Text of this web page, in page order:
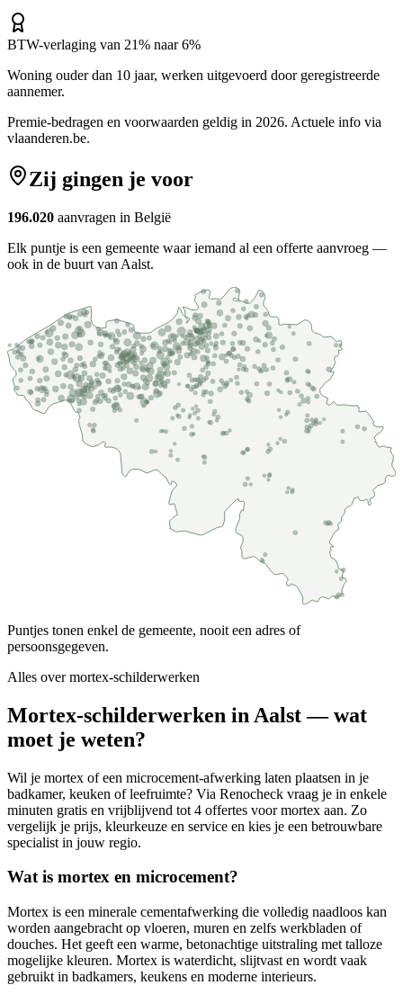
BTW-verlaging van 21% naar 6%
Woning ouder dan 10 jaar, werken uitgevoerd door geregistreerde
aannemer.
Premie-bedragen en voorwaarden geldig in 2026. Actuele info via
vlaanderen.be.
Zij gingen je voor
196.020 aanvragen in België
Elk puntje is een gemeente waar iemand al een offerte aanvroeg —
ook in de buurt van Aalst.
Puntjes tonen enkel de gemeente, nooit een adres of
persoonsgegeven.
Alles overmortex-schilderwerken
Mortex-schilderwerken in Aalst — wat
moet je weten?
Wil je mortex of een microcement-afwerking laten plaatsen in je
badkamer, keuken of leefruimte? Via Renocheck vraag je in enkele
minuten gratis en vrijblijvend tot 4 offertes voor mortex aan. Zo
vergelijk je prijs, kleurkeuze en service en kies je een betrouwbare
specialist in jouw regio.
Wat is mortex en microcement?
Mortex is een minerale cementafwerking die volledig naadloos kan
worden aangebracht op vloeren, muren en zelfs werkbladen of
douches. Het geeft een warme, betonachtige uitstraling met talloze
mogelijke kleuren. Mortex is waterdicht, slijtvast en wordt vaak
gebruikt in badkamers, keukens en moderne interieurs.